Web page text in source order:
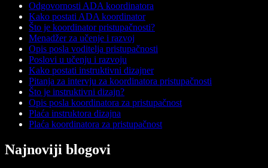
Odgovornosti ADA koordinatora
Kako postati ADA koordinator
Što je koordinator pristupačnosti?
Menadžer za učenje i razvoj
Opis posla voditelja pristupačnosti
Poslovi u učenju i razvoju
Kako postati instruktivni dizajner
Pitanja za intervju za koordinatora pristupačnosti
Što je instruktivni dizajn?
Opis posla koordinatora za pristupačnost
Plaća instruktora dizajna
Plaća koordinatora za pristupačnost
Najnoviji blogovi